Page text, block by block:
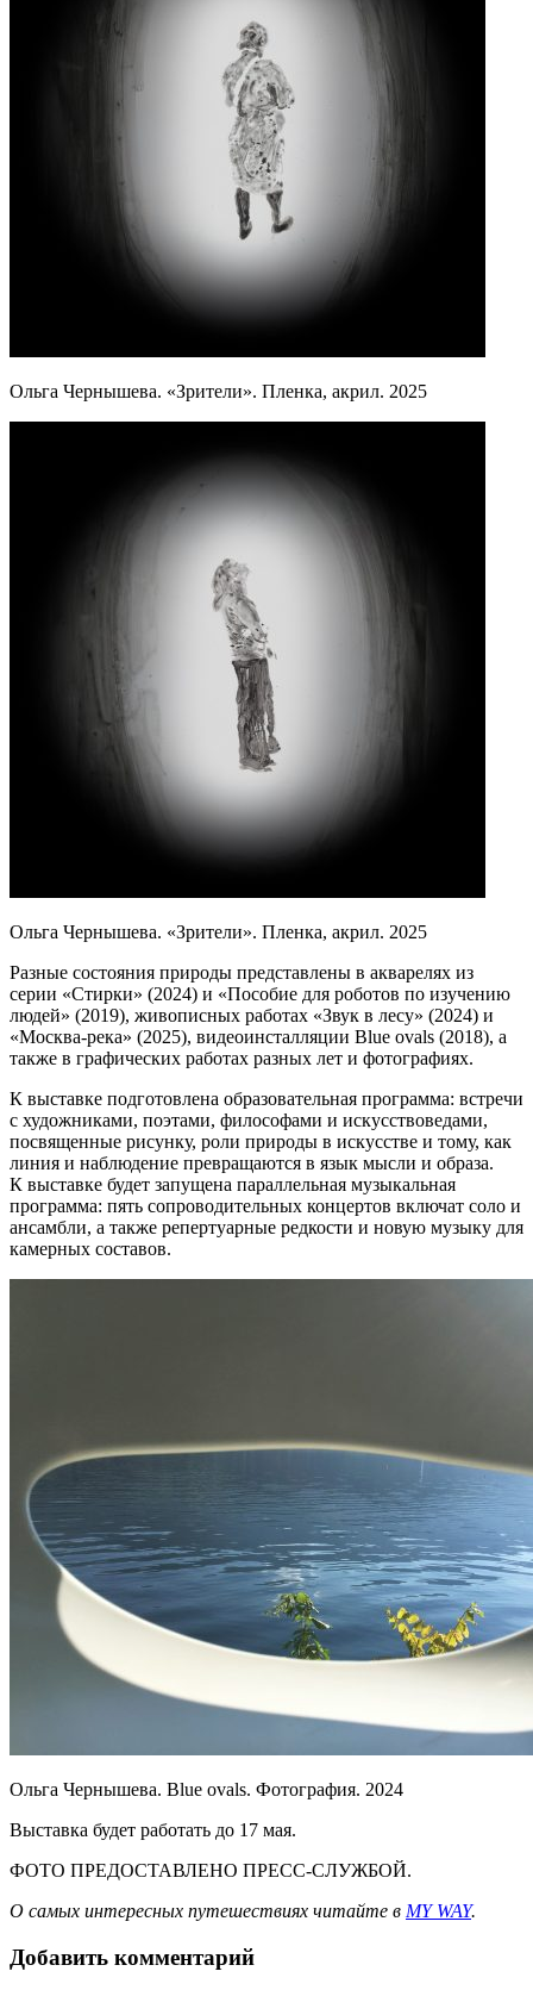
Ольга Чернышева. «Зрители». Пленка, акрил. 2025
Ольга Чернышева. «Зрители». Пленка, акрил. 2025
Разные состояния природы представлены в акварелях из
серии «Стирки» (2024) и «Пособие для роботов по изучению
людей» (2019), живописных работах «Звук в лесу» (2024) и
«Москва-река» (2025), видеоинсталляции Blue ovals (2018), а
также в графических работах разных лет и фотографиях.
К выставке подготовлена образовательная программа: встречи
с художниками, поэтами, философами и искусствоведами,
посвященные рисунку, роли природы в искусстве и тому, как
линия и наблюдение превращаются в язык мысли и образа.
К выставке будет запущена параллельная музыкальная
программа: пять сопроводительных концертов включат соло и
ансамбли, а также репертуарные редкости и новую музыку для
камерных составов.
Ольга Чернышева. Blue ovals. Фотография. 2024
Выставка будет работать до 17 мая.
ФОТО ПРЕДОСТАВЛЕНО ПРЕСС-СЛУЖБОЙ.
О самых интересных путешествиях читайте в MY WAY.
Добавить комментарий